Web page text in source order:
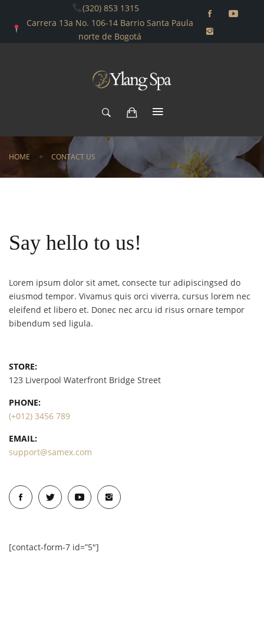
(320) 853 1315
Carrera 13a No. 106-14 Barrio Santa Paula
norte de Bogotá
HOME CONTACT US
Say hello to us!
Lorem ipsum dolor sit amet, consecte tur adipiscingsed do
eiusmod tempor. Vivamus quis orci viverra, cursus lorem nec
eleifend et libero et. Donec nec arcu id risus ornare tempor
bibendum sed ligula.
STORE:
123 Liverpool Waterfront Bridge Street
PHONE:
(+012) 3456 789
EMAIL:
support@samex.com
[contact-form-7 id=”5″]